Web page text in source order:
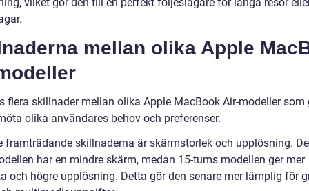
mellan olika Apple
flera skillnader mellan olika Apple MacBook Air-modeller som
olika användares behov och preferenser.
framträdande skillnaderna är skärmstorlek och upplösning.
har en mindre skärm, medan 15-tums modellen ger mer
och högre upplösning. Detta gör den senare mer lämplig för